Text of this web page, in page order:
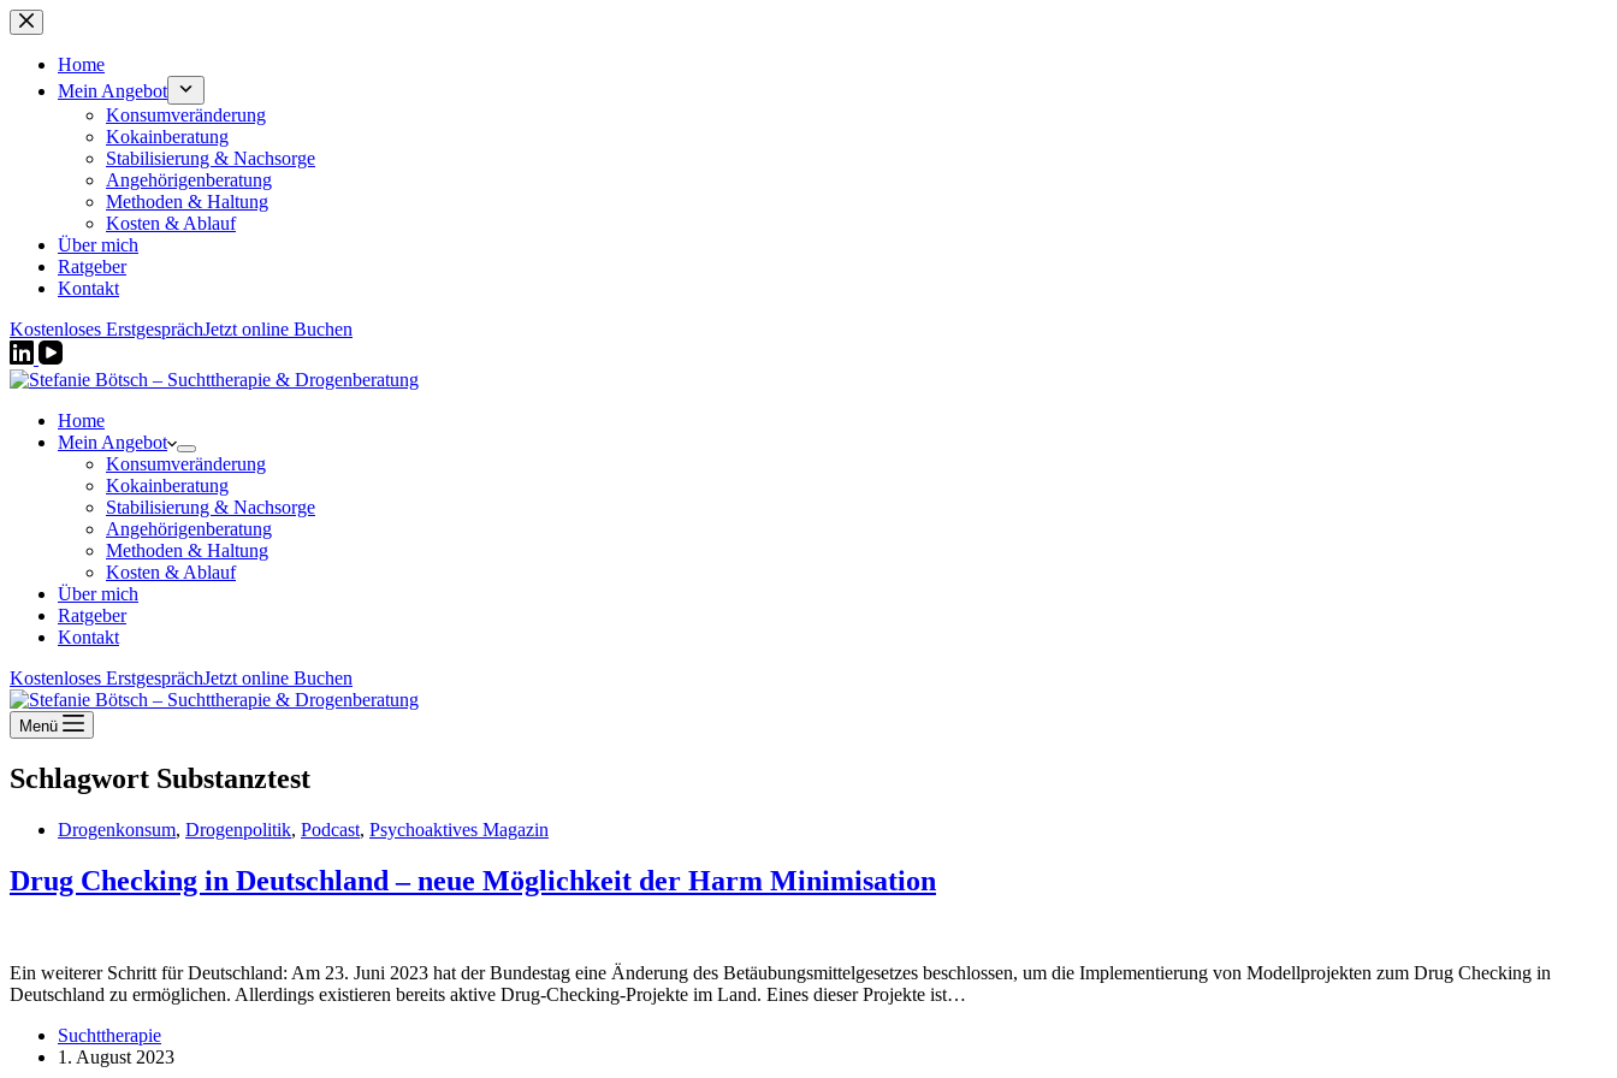
Zum
Inhalt
springenHome
Mein Angebot
Konsumveränderung
Kokainberatung
Stabilisierung & Nachsorge
Angehörigenberatung
Methoden & Haltung
Kosten & Ablauf
Über mich
Ratgeber
Kontakt
Kostenloses ErstgesprächJetzt online Buchen
Home
Mein Angebot
Konsumveränderung
Kokainberatung
Stabilisierung & Nachsorge
Angehörigenberatung
Methoden & Haltung
Kosten & Ablauf
Über mich
Ratgeber
Kontakt
Kostenloses ErstgesprächJetzt online Buchen
Menü
Schlagwort Substanztest
Drogenkonsum, Drogenpolitik, Podcast, Psychoaktives Magazin
Drug Checking in Deutschland – neue Möglichkeit der Harm Minimisation
Ein weiterer Schritt für Deutschland: Am 23. Juni 2023 hat der Bundestag eine Änderung des Betäubungsmittelgesetzes beschlossen, um die Implementierung von Modellprojekten zum Drug Checking in
Deutschland zu ermöglichen. Allerdings existieren bereits aktive Drug-Checking-Projekte im Land. Eines dieser Projekte ist…
Suchttherapie
1. August 2023